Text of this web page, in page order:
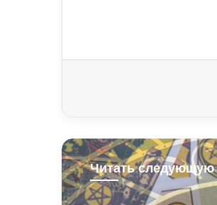
Читать следующую